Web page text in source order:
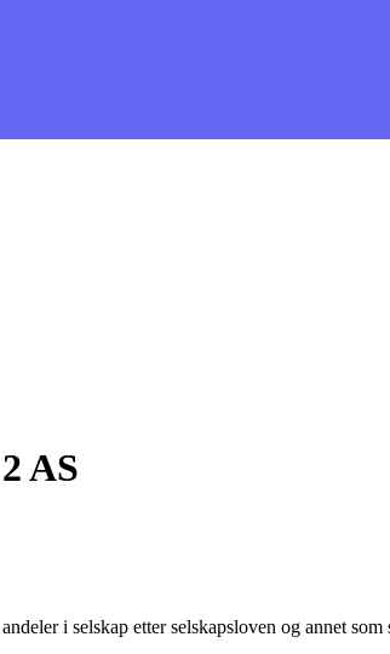
AS
i selskap etter selskapsloven og annet